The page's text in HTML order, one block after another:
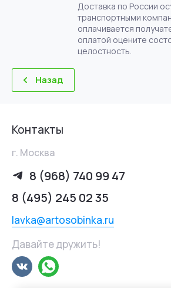
Доставка по России
транспортными
оплачивается
оплатой оцените
целостность.
Назад
Контакты
г. Москва
8 (968) 740 99 47
8 (495) 245 02 35
lavka@artosobinka.ru
Давайте дружить!